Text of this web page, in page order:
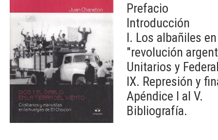
Prefacio
Introducción
I. Los albañiles
"revolución
Unitarios y
IX. Represión y
Apéndice I al V.
Bibliografía.